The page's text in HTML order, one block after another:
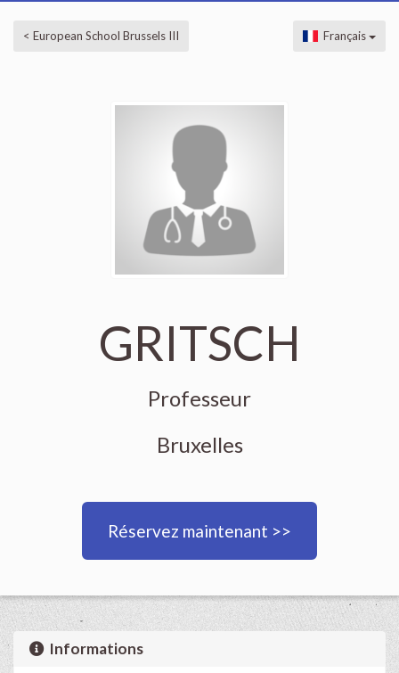
< European School Brussels III Français
GRITSCH
Professeur
Bruxelles
Réservez maintenant >>
Informations